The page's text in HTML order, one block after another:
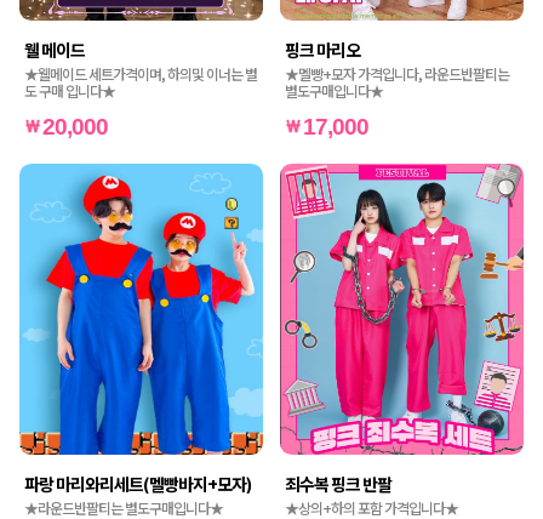
웰 메이드
★웰메이드 세트가격이며, 하의및 이너는 별
도 구매 입니다★
20,000
핑크 마리오
★멜빵+모자 가격입니다, 라운드반팔티는
별도구매입니다★
17,000
파랑 마리와리세트(멜빵바지+모자)
★라운드반팔티는 별도구매입니다★
죄수복 핑크 반팔
★상의+하의 포함 가격입니다★